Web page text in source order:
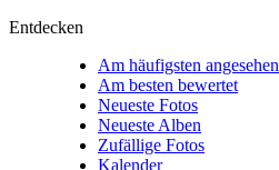
Entdecken
Am häufigsten angesehen
Am besten bewertet
Neueste Fotos
Neueste Alben
Zufällige Fotos
Kalender